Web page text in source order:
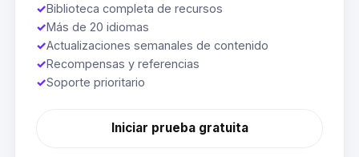
✓Biblioteca completa de recursos
✓Más de 20 idiomas
✓Actualizaciones semanales de contenido
✓Recompensas y referencias
✓Soporte prioritario
Iniciar prueba gratuita